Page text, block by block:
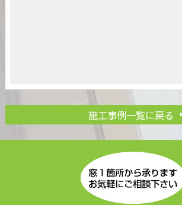
施工事例一覧に戻る